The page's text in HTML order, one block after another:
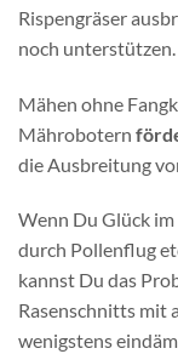
Rispengräser
noch unterstützen.
Mähen ohne
Mährobotern
die Ausbreitung
Wenn Du Glück im
durch Pollenflug
kannst Du das
Rasenschnitts mit
wenigstens